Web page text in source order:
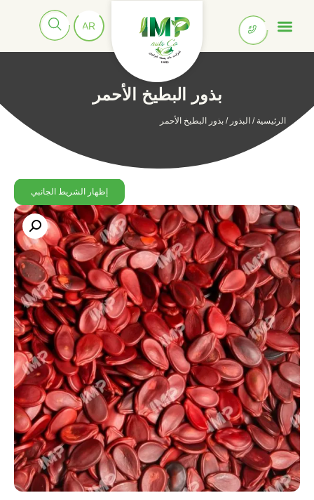
بذور البطيخ الأحمر
الرئيسية / البذور / بذور البطيخ الأحمر
إظهار الشريط الجانبي